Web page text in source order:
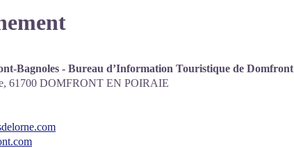
Bagnoles - Bureau d’Information Touristique de Domfront
61700 DOMFRONT EN POIRAIE